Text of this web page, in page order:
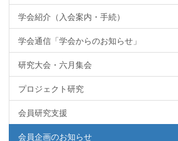
学会紹介（入会案内・手続）
学会通信「学会からのお知らせ」
研究大会・六月集会
プロジェクト研究
会員研究支援
会員企画のお知らせ